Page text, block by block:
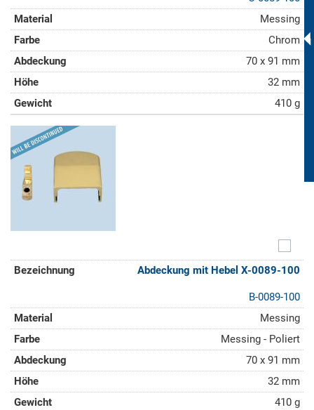
Messing
Chrom
70 x 91 mm
32 mm
410 g
Abdeckung mit Hebel X-0089-100
B-0089-100
Messing
Messing - Poliert
70 x 91 mm
32 mm
410 g